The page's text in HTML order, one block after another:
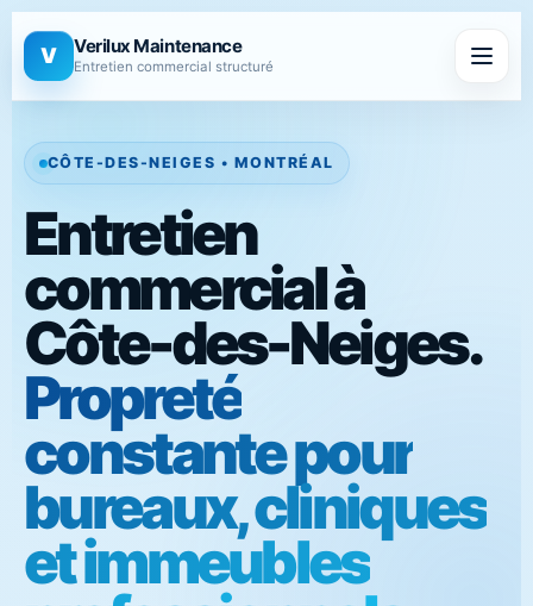
V Verilux Maintenance
Entretien commercial structuré
CÔTE-DES-NEIGES • MONTRÉAL
Entretien
commercial à
Côte-des-Neiges.
Propreté
constante pour
bureaux, cliniques
et immeubles